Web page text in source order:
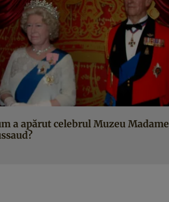
a apărut celebrul Muzeu Madame